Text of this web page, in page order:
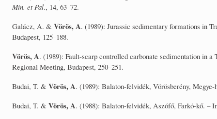
Min. et Pal., 14, 63–72.
Galácz, A. & Vörös, A. (1989): Jurassic sedimentary formations in
Budapest, 125–188.
Vörös, A. (1989): Fault-scarp controlled carbonate sedimentation in
Regional Meeting, Budapest, 250–251.
Budai, T. & Vörös, A. (1989): Balaton-felvidék, Vörösberény,
Budai, T. & Vörös, A. (1988): Balaton-felvidék, Aszófő, Farkó-kő. –